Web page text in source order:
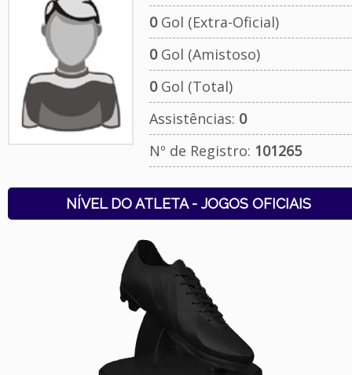
0Gol (Extra-Oficial)
0Gol (Amistoso)
0Gol (Total)
Assistências: 0
Nº de Registro: 101265
NÍVEL DO ATLETA - JOGOS OFICIAIS